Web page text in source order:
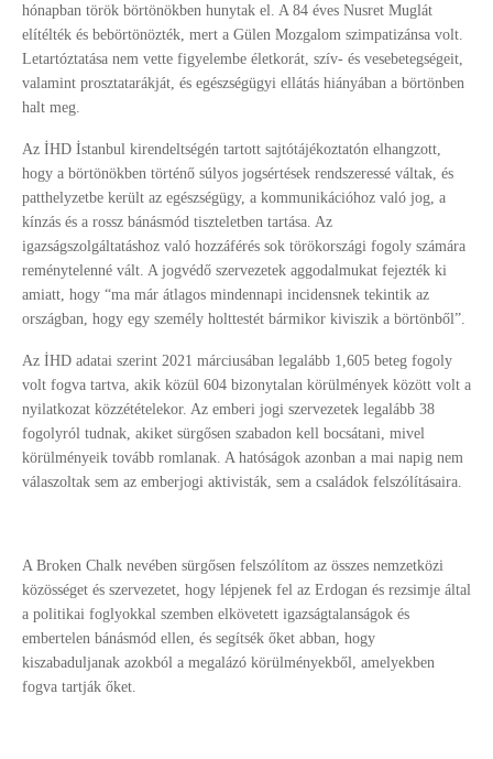
hónapban török börtönökben hunytak el. A 84 éves Nusret Muglát
elítélték és bebörtönözték, mert a Gülen Mozgalom szimpatizánsa volt.
Letartóztatása nem vette figyelembe életkorát, szív- és vesebetegségeit,
valamint prosztatarákját, és egészségügyi ellátás hiányában a börtönben
halt meg.
Az İHD İstanbul kirendeltségén tartott sajtótájékoztatón elhangzott,
hogy a börtönökben történő súlyos jogsértések rendszeressé váltak, és
patthelyzetbe került az egészségügy, a kommunikációhoz való jog, a
kínzás és a rossz bánásmód tiszteletben tartása. Az
igazságszolgáltatáshoz való hozzáférés sok törökországi fogoly számára
reménytelenné vált. A jogvédő szervezetek aggodalmukat fejezték ki
amiatt, hogy “ma már átlagos mindennapi incidensnek tekintik az
országban, hogy egy személy holttestét bármikor kiviszik a börtönből”.
Az İHD adatai szerint 2021 márciusában legalább 1,605 beteg fogoly
volt fogva tartva, akik közül 604 bizonytalan körülmények között volt a
nyilatkozat közzétételekor. Az emberi jogi szervezetek legalább 38
fogolyról tudnak, akiket sürgősen szabadon kell bocsátani, mivel
körülményeik tovább romlanak. A hatóságok azonban a mai napig nem
válaszoltak sem az emberjogi aktivisták, sem a családok felszólításaira.
A Broken Chalk nevében sürgősen felszólítom az összes nemzetközi
közösséget és szervezetet, hogy lépjenek fel az Erdogan és rezsimje által
a politikai foglyokkal szemben elkövetett igazságtalanságok és
embertelen bánásmód ellen, és segítsék őket abban, hogy
kiszabaduljanak azokból a megalázó körülményekből, amelyekben
fogva tartják őket.